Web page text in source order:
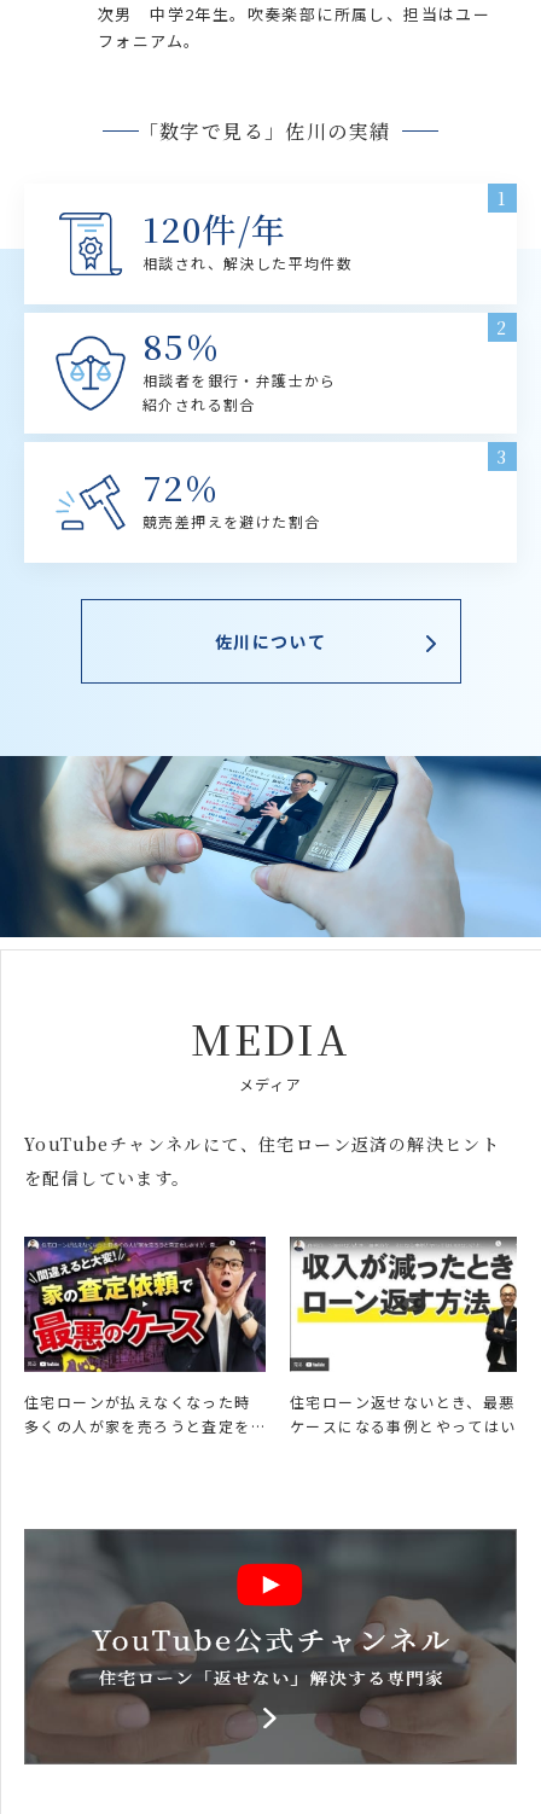
次男 中学2年生。吹奏楽部に所属し、担当はユー
フォニアム。
「数字で見る」佐川の実績
1
120件/年
相談され、解決した平均件数
2
85％
相談者を銀行・弁護士から
紹介される割合
3
72％
競売差押えを避けた割合
佐川について
MEDIA
メディア
YouTubeチャンネルにて、 住宅ローン返済の解決ヒント
を配信しています。
住宅ローンが払えなくなった時
多くの人が家を売ろうと査定を
住宅ローン返せないとき、最悪の
ケースになる事例とやってはい